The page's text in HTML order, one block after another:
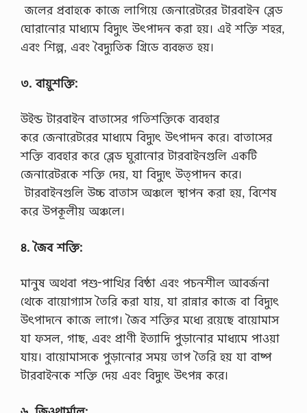
জলের প্রবাহকে কাজে লাগিয়ে জেনারেটরের টারবাইন ব্লেড
ঘোরানোর মাধ্যমে বিদ্যুৎ উৎপাদন করা হয়। এই শক্তি শহর,
এবং শিল্প, এবং বৈদ্যুতিক গ্রিডে ব্যবহৃত হয়।
৩. বায়ুশক্তি:
উইন্ড টারবাইন বাতাসের গতিশক্তিকে ব্যবহার
করে জেনারেটরের মাধ্যমে বিদ্যুৎ উৎপাদন করে। বাতাসের
শক্তি ব্যবহার করে ব্লেড ঘুরানোর টারবাইনগুলি একটি
জেনারেটরকে শক্তি দেয়, যা বিদ্যুৎ উত্পাদন করে।
টারবাইনগুলি উচ্চ বাতাস অঞ্চলে স্থাপন করা হয়, বিশেষ
করে উপকূলীয় অঞ্চলে।
৪. জৈব শক্তি:
মানুষ অথবা পশু-পাখির বিষ্ঠা এবং পচনশীল আবর্জনা
থেকে বায়োগ্যাস তৈরি করা যায়, যা রান্নার কাজে বা বিদ্যুৎ
উৎপাদনে কাজে লাগে। জৈব শক্তির মধ্যে রয়েছে বায়োমাস
যা ফসল, গাছ, এবং প্রাণী ইত্যাদি পুড়ানোর মাধ্যমে পাওয়া
যায়। বায়োমাসকে পুড়ানোর সময় তাপ তৈরি হয় যা বাষ্প
টারবাইনকে শক্তি দেয় এবং বিদ্যুৎ উৎপন্ন করে।